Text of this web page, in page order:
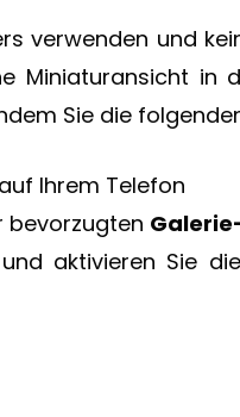
verwenden und
Miniaturansicht in
Sie die
auf Ihrem Telefon
bevorzugten
aktivieren Sie